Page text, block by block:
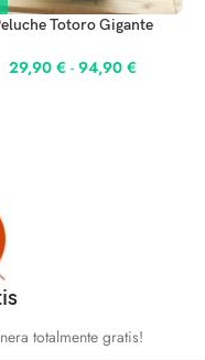
Totoro Gigante
29,90€ - 94,90€
totalmente gratis!